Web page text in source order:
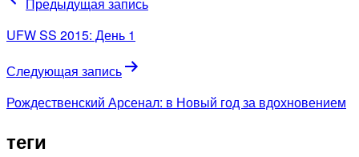
UFW SS 2015: День 1
Следующая запись
Рождественский Арсенал: в Новый год за вдохновением
теги